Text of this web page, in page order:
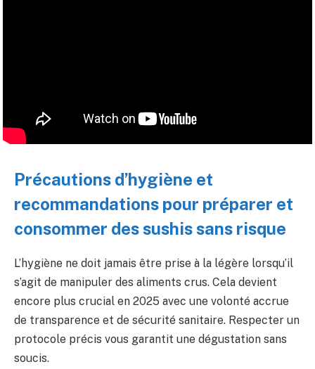
Précautions d’hygiène et
recommandations pour préparer et
consommer des sushis sans risque
L’hygiène ne doit jamais être prise à la légère lorsqu’il
s’agit de manipuler des aliments crus. Cela devient
encore plus crucial en 2025 avec une volonté accrue
de transparence et de sécurité sanitaire. Respecter un
protocole précis vous garantit une dégustation sans
soucis.